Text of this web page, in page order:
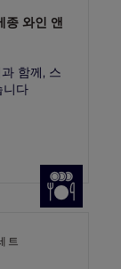
종 와인 앤
함께, 스
니다
트